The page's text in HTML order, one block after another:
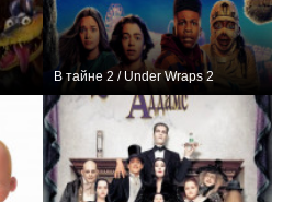
В тайне 2 / Under Wraps 2